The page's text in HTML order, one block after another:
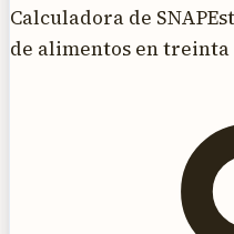
Calculadora de SNAP
de alimentos en treinta